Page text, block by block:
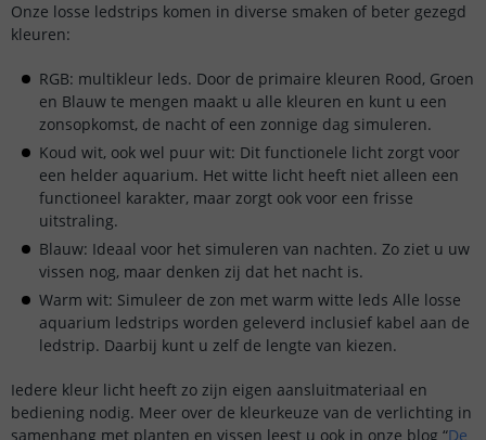
Onze losse ledstrips komen in diverse smaken of beter gezegd
kleuren:
RGB: multikleur leds. Door de primaire kleuren Rood, Groen
en Blauw te mengen maakt u alle kleuren en kunt u een
zonsopkomst, de nacht of een zonnige dag simuleren.
Koud wit, ook wel puur wit: Dit functionele licht zorgt voor
een helder aquarium. Het witte licht heeft niet alleen een
functioneel karakter, maar zorgt ook voor een frisse
uitstraling.
Blauw: Ideaal voor het simuleren van nachten. Zo ziet u uw
vissen nog, maar denken zij dat het nacht is.
Warm wit: Simuleer de zon met warm witte leds Alle losse
aquarium ledstrips worden geleverd inclusief kabel aan de
ledstrip. Daarbij kunt u zelf de lengte van kiezen.
Iedere kleur licht heeft zo zijn eigen aansluitmateriaal en
bediening nodig. Meer over de kleurkeuze van de verlichting in
samenhang met planten en vissen leest u ook in onze blog “De